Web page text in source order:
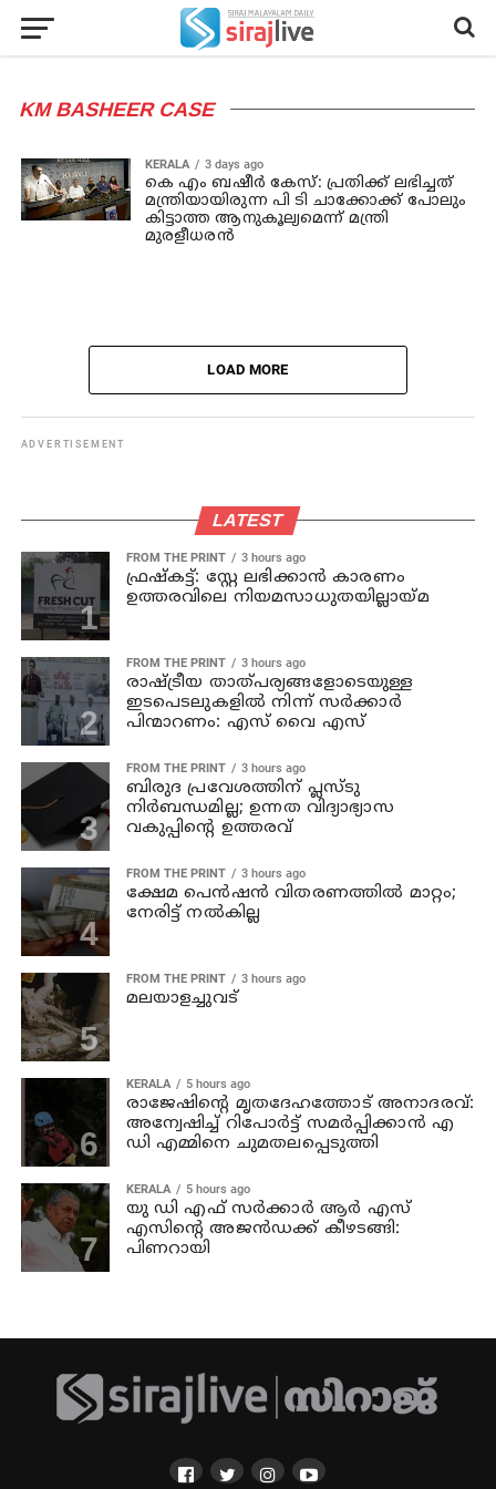
KM BASHEER CASE
KERALA 3 days ago
കെ എം ബഷീര്‍ കേസ്: പ്രതിക്ക് ലഭിച്ചത്
മന്ത്രിയായിരുന്ന പി ടി ചാക്കോക്ക് പോലും
കിട്ടാത്ത ആനുകൂല്യമെന്ന് മന്ത്രി
മുരളീധരന്‍
LOAD MORE
ADVERTISEMENT
LATEST
FROM THE PRINT 3 hours ago
ഫ്രഷ്‌കട്ട്: സ്റ്റേ ലഭിക്കാന്‍ കാരണം
ഉത്തരവിലെ നിയമസാധുതയില്ലായ്മ
FROM THE PRINT 3 hours ago
രാഷ്ട്രീയ താത്പര്യങ്ങളോടെയുള്ള
ഇടപെടലുകളില്‍ നിന്ന് സര്‍ക്കാര്‍
പിന്മാറണം: എസ് വൈ എസ്
FROM THE PRINT 3 hours ago
ബിരുദ പ്രവേശത്തിന് പ്ലസ്ടു
നിര്‍ബന്ധമില്ല; ഉന്നത വിദ്യാഭ്യാസ
വകുപ്പിന്റെ ഉത്തരവ്
FROM THE PRINT 3 hours ago
ക്ഷേമ പെന്‍ഷന്‍ വിതരണത്തില്‍ മാറ്റം;
നേരിട്ട് നല്‍കില്ല
FROM THE PRINT 3 hours ago
മലയാളച്ചുവട്
KERALA 5 hours ago
രാജേഷിന്റെ മൃതദേഹത്തോട് അനാദരവ്:
അന്വേഷിച്ച് റിപോര്‍ട്ട് സമര്‍പ്പിക്കാന്‍ എ
ഡി എമ്മിനെ ചുമതലപ്പെടുത്തി
KERALA 5 hours ago
യു ഡി എഫ് സര്‍ക്കാര്‍ ആര്‍ എസ്
എസിന്റെ അജന്‍ഡക്ക്‌ കീഴടങ്ങി:
പിണറായി